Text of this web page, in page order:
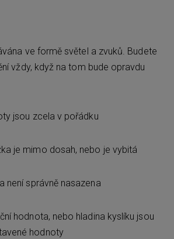
ve formě světel a zvuků. Budete
vždy, když na tom bude opravdu
jsou zcela v pořádku
je mimo dosah, nebo je vybitá
není správně nasazena
hodnota, nebo hladina kyslíku jsou
hodnoty